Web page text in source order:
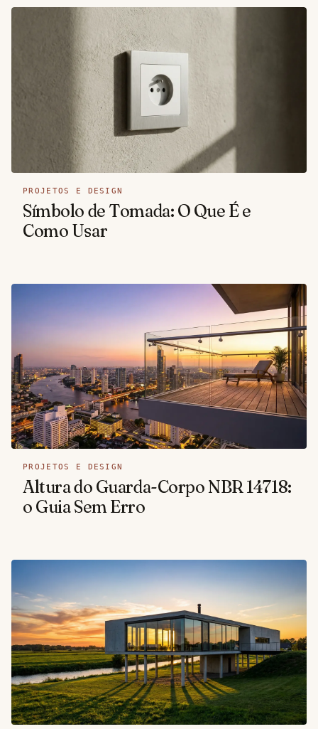
PROJETOS E DESIGN
Símbolo de Tomada: O Que É e
Como Usar
PROJETOS E DESIGN
Altura do Guarda-Corpo NBR 14718:
o Guia Sem Erro